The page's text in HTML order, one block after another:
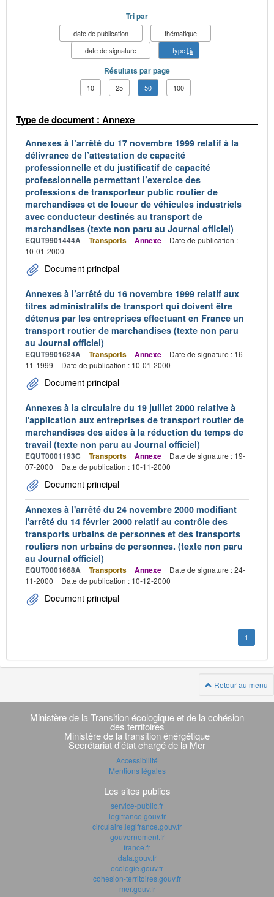
Tri par
date de publication
thématique
date de signature
type
Résultats par page
10 25 50 100
Type de document : Annexe
Annexes à l’arrêté du 17 novembre 1999 relatif à la
délivrance de l’attestation de capacité
professionnelle et du justificatif de capacité
professionnelle permettant l’exercice des
professions de transporteur public routier de
marchandises et de loueur de véhicules industriels
avec conducteur destinés au transport de
marchandises (texte non paru au Journal officiel)
EQUT9901444A Transports Annexe
Date de publication :
10-01-2000
Document principal
Annexes à l’arrêté du 16 novembre 1999 relatif aux
titres administratifs de transport qui doivent être
détenus par les entreprises effectuant en France un
transport routier de marchandises (texte non paru
au Journal officiel)
EQUT9901624A Transports Annexe
Date de signature : 16-
11-1999
Date de publication : 10-01-2000
Document principal
Annexes à la circulaire du 19 juillet 2000 relative à
l'application aux entreprises de transport routier de
marchandises des aides à la réduction du temps de
travail (texte non paru au Journal officiel)
EQUT0001193C Transports Annexe
Date de signature : 19-
07-2000
Date de publication : 10-11-2000
Document principal
Annexes à l'arrêté du 24 novembre 2000 modifiant
l'arrêté du 14 février 2000 relatif au contrôle des
transports urbains de personnes et des transports
routiers non urbains de personnes. (texte non paru
au Journal officiel)
EQUT0001668A Transports Annexe
Date de signature : 24-
11-2000
Date de publication : 10-12-2000
Document principal
1
Retour au menu
Navigation
transverse
Ministère de la Transition écologique et de la cohésion
des territoires
Ministère de la transition énérgétique
Secrétariat d'état chargé de la Mer
Accessibilité
Mentions légales
Les sites publics
service-public.fr
legifrance.gouv.fr
circulaire.legifrance.gouv.fr
gouvernement.fr
france.fr
data.gouv.fr
ecologie.gouv.fr
cohesion-territoires.gouv.fr
mer.gouv.fr